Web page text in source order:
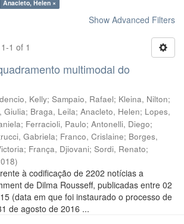
Anacleto, Helen ×
Show Advanced Filters
1 of 1
multimodal do
Kelly; Sampaio, Rafael; Kleina, Nilton;
Giulia; Braga, Leila; Anacleto, Helen; Lopes,
; Ferracioli, Paulo; Antonelli, Diego;
Gabriela; Franco, Crislaine; Borges,
; França, Djiovani; Sordi, Renato;
)
à codificação de 2202 notícias a
de Dilma Rousseff, publicadas entre 02
(data em que foi instaurado o processo de
de agosto de 2016 ...